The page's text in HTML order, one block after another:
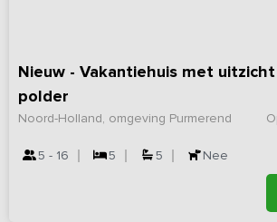
Nieuw - Vakantiehuis met
polder
Noord-Holland, omgeving Purmerend
5 - 16 5 5 Nee